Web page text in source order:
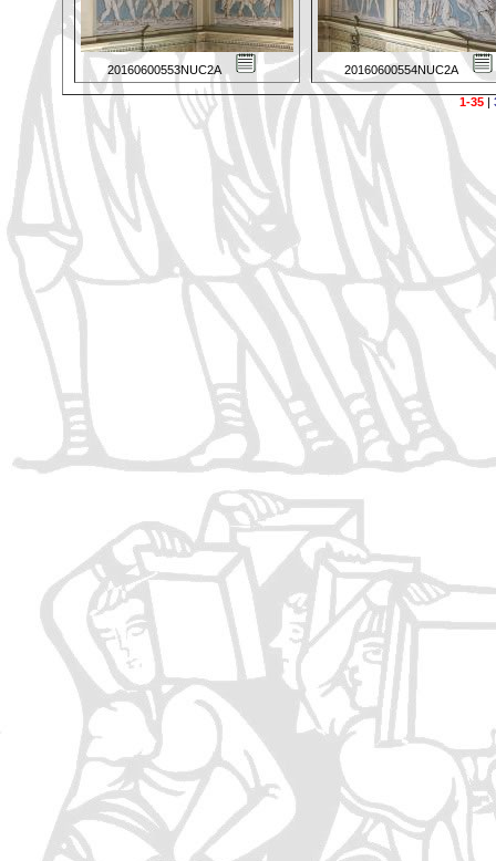
20160600553NUC2A 20160600554NUC2A
1-35|